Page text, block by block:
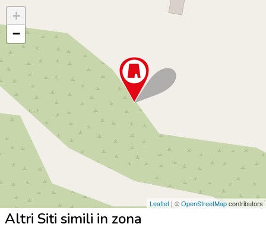
+
−
Leaflet | ©OpenStreetMapcontributors
Altri Siti simili in zona